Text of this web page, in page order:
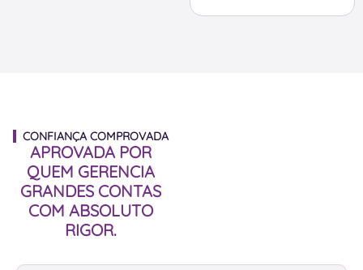
CONFIANÇA COMPROVADA
APROVADA POR
QUEM GERENCIA
GRANDES CONTAS
COM ABSOLUTO
RIGOR.